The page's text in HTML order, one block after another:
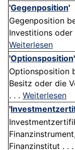
'Gegenposition'
Gegenposition
Investitions
Weiterlesen
'Optionsposition'
Optionsposition
Besitz oder die
. . . Weiterlesen
'
Finanzinstitut . . .